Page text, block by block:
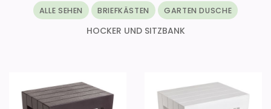
ALLE SEHEN BRIEFKÄSTEN GARTEN DUSCHE
HOCKER UND SITZBANK